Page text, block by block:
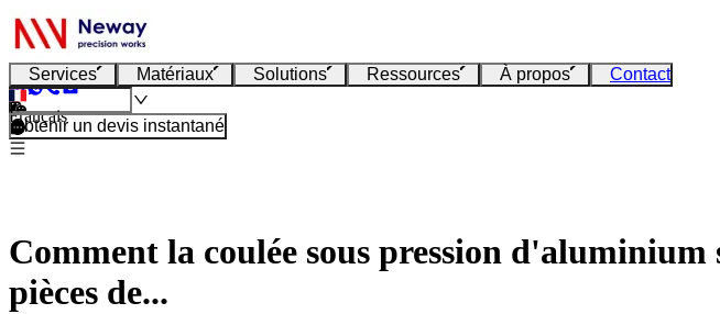
Services Matériaux Solutions Ressources À propos Contact
Français
Obtenir un devis instantané
Comment la coulée sous pression
pièces de...